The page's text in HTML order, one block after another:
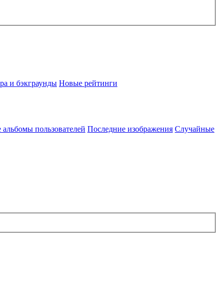
и бэкграунды Новые рейтинги
пользователей Последние изображения Случайные